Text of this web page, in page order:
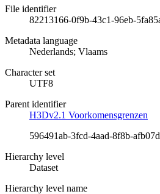
File identifier
82213166-0f9b-43c1-96eb-
Metadata language
Nederlands; Vlaams
Character set
UTF8
Parent identifier
H3Dv2.1 Voorkomensgrenzen
596491ab-3fcd-4aad-8f8b-
Hierarchy level
Dataset
Hierarchy level name